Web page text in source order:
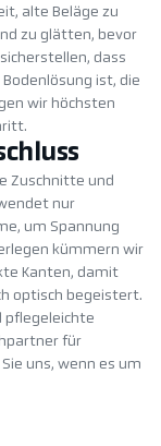
alte Beläge zu
zu glätten, bevor
dass
ist, die
wir höchsten
Zuschnitte und
nur
um Spannung
kümmern wir
Kanten, damit
optisch begeistert.
pflegeleichte
für
uns, wenn es um